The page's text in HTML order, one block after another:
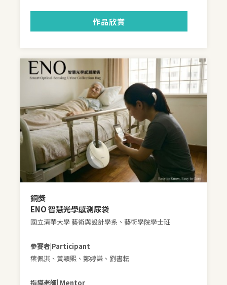
作品欣賞
銅獎
ENO 智慧光學感測尿袋
國立清華大學 藝術與設計學系、藝術學院學士班
參賽者|Participant
葉佩淇、黃穎熙、 鄭婷謙、劉書耘
指導老師| Mentor